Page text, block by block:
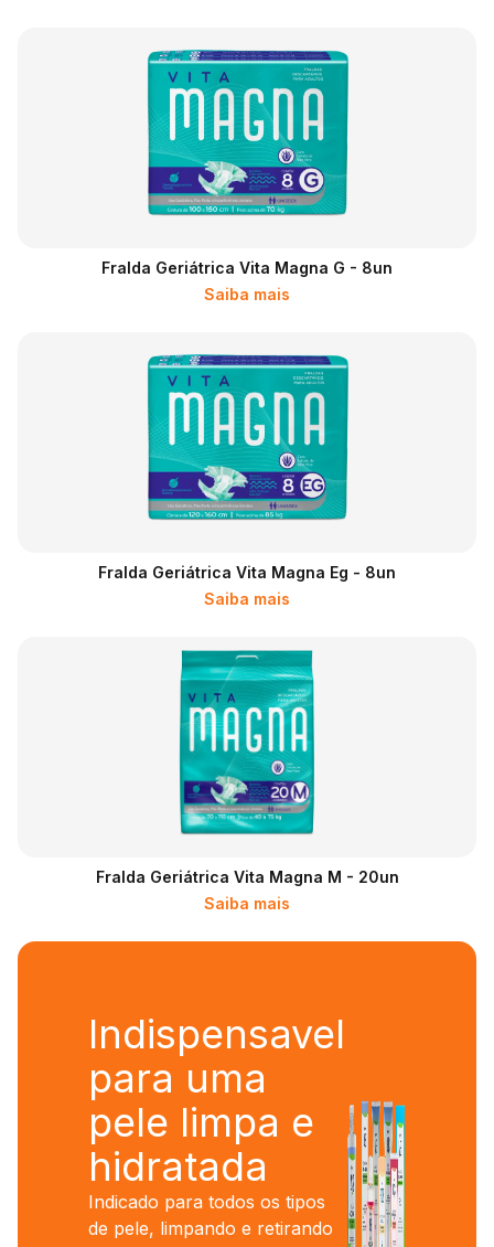
Fralda Geriátrica Vita Magna G - 8un
Saiba mais
Fralda Geriátrica Vita Magna Eg - 8un
Saiba mais
Fralda Geriátrica Vita Magna M - 20un
Saiba mais
Indispensavel
para uma
pele limpa e
hidratada
Indicado para todos os tipos
de pele, limpando e retirando